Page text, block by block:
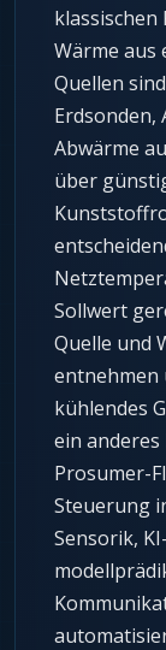
Wärme aus
Quellen
Erdsonden,
Abwärme
über
Sollwert
Quelle und
entnehmen
kühlendes
ein
Prosumer-
Steuerung
Sensorik,